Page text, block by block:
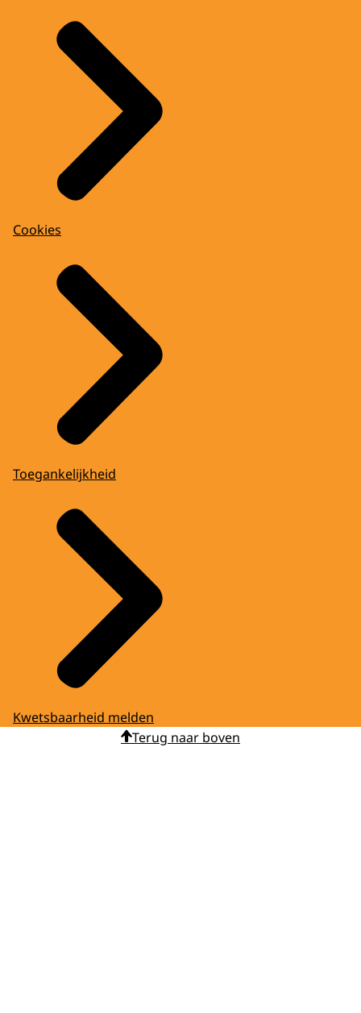
Cookies
Toegankelijkheid
Kwetsbaarheid melden
Terug naar boven